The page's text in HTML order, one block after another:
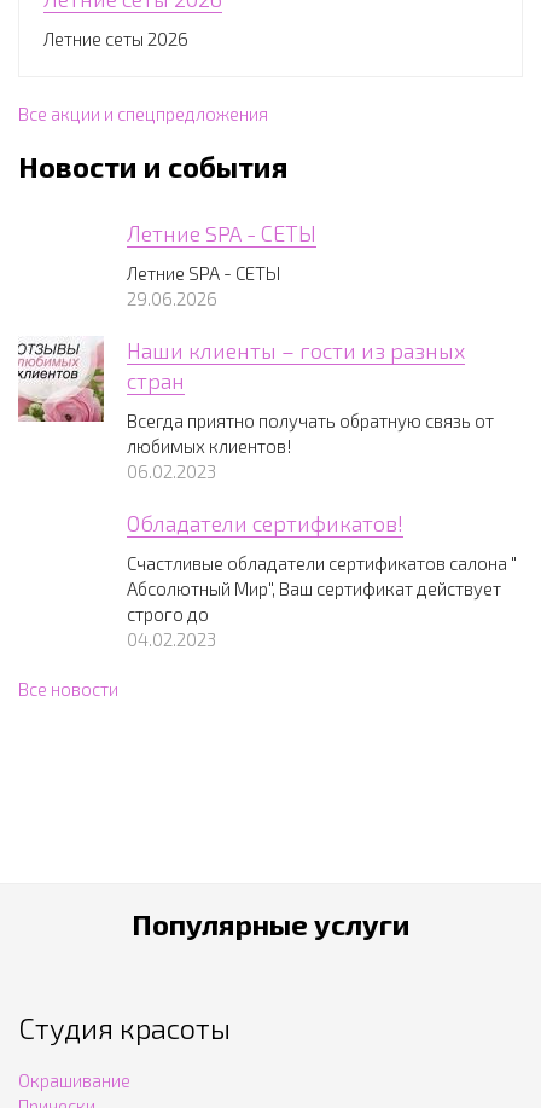
Летние сеты 2026
Все акции и спецпредложения
Новости и события
Летние SPA - СЕТЫ
Летние SPA - СЕТЫ
29.06.2026
Наши клиенты – гости из разных
стран
Всегда приятно получать обратную связь от
любимых клиентов!
06.02.2023
Обладатели сертификатов!
Счастливые обладатели сертификатов салона "
Абсолютный Мир", Ваш сертификат действует
строго до
04.02.2023
Все новости
Популярные услуги
Студия красоты
Окрашивание